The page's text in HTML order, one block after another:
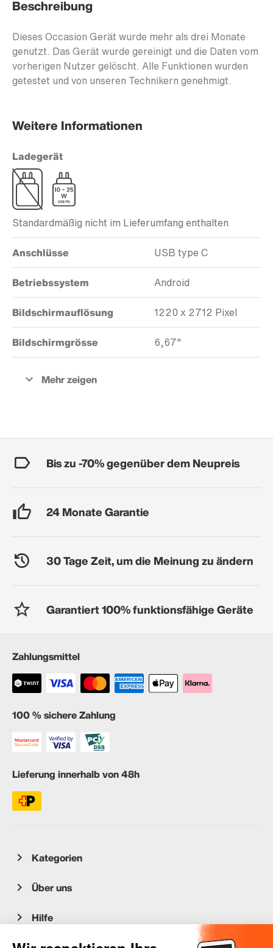
Beschreibung
Dieses Occasion Gerät wurde mehr als drei Monate
genutzt. Das Gerät wurde gereinigt und die Daten vom
vorherigen Nutzer gelöscht. Alle Funktionen wurden
getestet und von unseren Technikern genehmigt.
Weitere Informationen
Ladegerät
Standardmäßig nicht im Lieferumfang enthalten
Anschlüsse USB type C
Betriebssystem Android
Bildschirmauflösung 1220 x 2712 Pixel
Bildschirmgrösse 6,67"
Bis zu -70% gegenüber dem Neupreis
24 Monate Garantie
30 Tage Zeit, um die Meinung zu ändern
Garantiert 100% funktionsfähige Geräte
Zahlungsmittel
100 % sichere Zahlung
Lieferung innerhalb von 48h
Kategorien
Über uns
Hilfe